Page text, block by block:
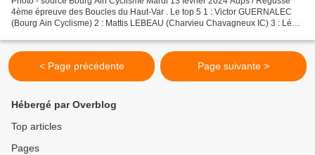
4ème épreuve des Boucles du Haut-Var . Le top 5 1 : Victor GUERNALEC
(Bourg Ain Cyclisme) 2 : Mattis LEBEAU (Charvieu Chavagneux IC) 3 : Léo
< Page précédente Page suivante >
Hébergé par Overblog
Top articles
Pages